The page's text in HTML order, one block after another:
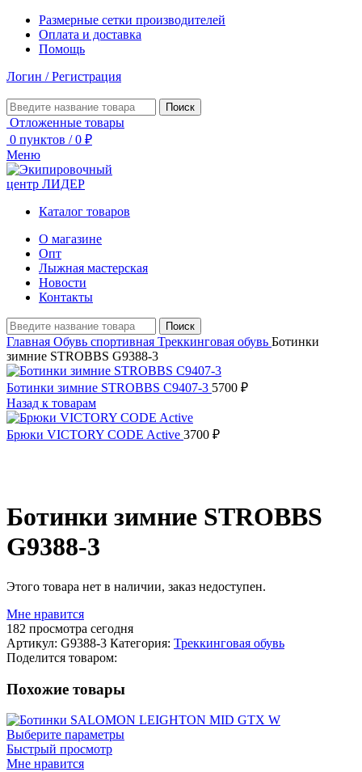
Размерные сетки производителей
Оплата и доставка
Помощь
Логин / Регистрация
Поиск
Отложенные товары
0 пунктов / 0 ₽
Меню
Каталог товаров
О магазине
Опт
Лыжная мастерская
Новости
Контакты
Поиск
Главная Обувь спортивная Треккинговая обувь Ботинки
зимние STROBBS G9388-3
Ботинки зимние STROBBS C9407-3 5700 ₽
Назад к товарам
Брюки VICTORY CODE Active 3700 ₽
Ботинки зимние STROBBS
G9388-3
Этого товара нет в наличии, заказ недоступен.
Мне нравится
182 просмотра сегодня
Артикул: G9388-3 Категория: Треккинговая обувь
Поделится товаром:
Похожие товары
Выберите параметры
Быстрый просмотр
Мне нравится